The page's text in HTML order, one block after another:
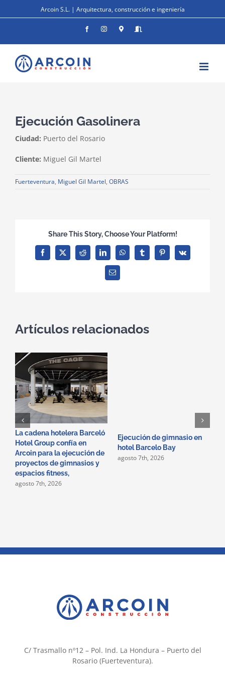
al
Arcoin S.L. | Arquitectura, construcción e ingeniería
FacebookInstagramDondeEntrar
Ejecución Gasolinera
Ciudad: Puerto del Rosario
Cliente: Miguel Gil Martel
Fuerteventura, Miguel Gil Martel, OBRAS
Share This Story, Choose Your Platform!
Facebook
X Reddit LinkedInWhatsAppTumblrPinterest
Vk
Correo
electrónico
Artículos relacionados
La cadena hotelera Barceló
Hotel Group confía en
Arcoin para la ejecución de
proyectos de gimnasios y
espacios fitness,
agosto 7th, 2026
Ejecución de gimnasio en
hotel Barcelo Bay
agosto 7th, 2026
C/ Trasmallo nº12 – Pol. Ind. La Hondura – Puerto del
Rosario (Fuerteventura).